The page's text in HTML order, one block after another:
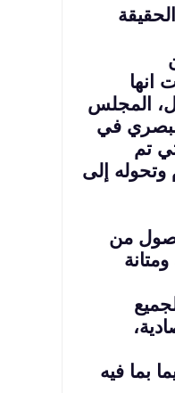
انها
المجلس
في
تم
إلى
من
بما فيه